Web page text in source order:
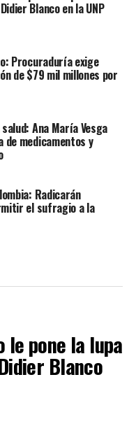
Blanco en la UNP
Procuraduría exige
de $79 mil millones por
Ana María Vesga
medicamentos y
Radicarán
el sufragio a la
le pone la lupa
Blanco